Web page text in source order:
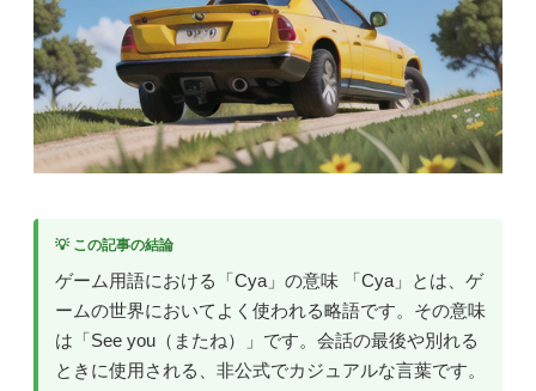
💡 この記事の結論
ゲーム用語における「Cya」の意味 「Cya」とは、ゲ
ームの世界においてよく使われる略語です。その意味
は「See you（またね）」です。会話の最後や別れる
ときに使用される、非公式でカジュアルな言葉です。